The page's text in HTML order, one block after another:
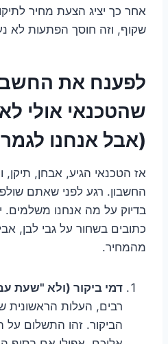
אחר כך יציג הצעת מחיר
שקוף, וזה חוסך הפתעות לא
שהטכנאי אולי
(אבל אנחנו
אז הטכנאי הגיע, אבחן, תיקן,
החשבון. רגע לפני שאתם
בדיוק על מה אנחנו משלמים.
כתובים בשחור על גבי לבן,
מהמחיר.
דמי ביקור (ולא "שעת
רבים, העלות הראשונית
הביקור. זהו התשלום